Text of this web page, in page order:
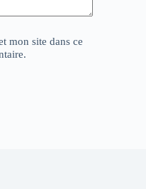
mon site dans ce